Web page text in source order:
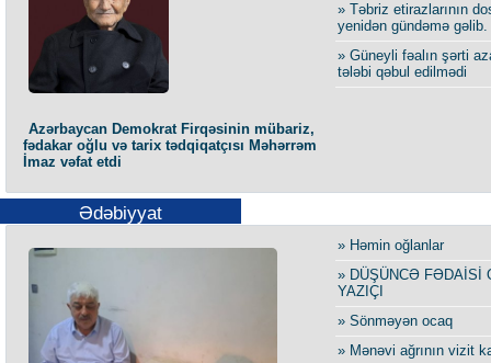
Azərbaycan Demokrat Firqəsinin mübariz,
fədakar oğlu və tarix tədqiqatçısı Məhərrəm
İmaz vəfat etdi
» Təbriz etirazlarının
yenidən gündəmə gəlib.
» Güneyli fəalın şərti
tələbi qəbul edilmədi
Ədəbiyyat
» Həmin oğlanlar
» DÜŞÜNCƏ FƏDAİSİ
YAZIÇI
» Sönməyən ocaq
» Mənəvi ağrının vizit